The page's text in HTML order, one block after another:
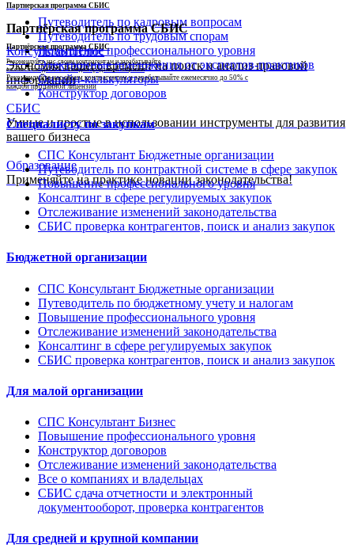
Партнерская программа СБИС
Партнёрская программа СБИС
Партнёрская программа СБИС
Рекомендуйте нас своим контрагентам и зарабатывайте
ежемесячно до 50% с каждой проданной лицензии
Рекомендуйте нас своим контрагентам и зарабатывайте ежемесячно до 50% с
каждой проданной лицензии
КонсультантПлюс
Экономия вашего времени на поиск и анализ правовой
информации
СБИС
Умные и простые в использовании инструменты для развития
вашего бизнеса
Образование
Применяйте на практике новации законодательства!
Путеводитель по кадровым вопросам
Путеводитель по трудовым спорам
Повышение профессионального уровня
Электронные приложения от экспертов-практиков
Онлайн-калькуляторы
Конструктор договоров
Специалисту по закупкам
СПС Консультант Бюджетные организации
Путеводитель по контрактной системе в сфере закупок
Повышение профессионального уровня
Консалтинг в сфере регулируемых закупок
Отслеживание изменений законодательства
СБИС проверка контрагентов, поиск и анализ закупок
Бюджетной организации
СПС Консультант Бюджетные организации
Путеводитель по бюджетному учету и налогам
Повышение профессионального уровня
Отслеживание изменений законодательства
Консалтинг в сфере регулируемых закупок
СБИС проверка контрагентов, поиск и анализ закупок
Для малой организации
СПС Консультант Бизнес
Повышение профессионального уровня
Конструктор договоров
Отслеживание изменений законодательства
Все о компаниях и владельцах
СБИС сдача отчетности и электронный
документооборот, проверка контрагентов
Для средней и крупной компании